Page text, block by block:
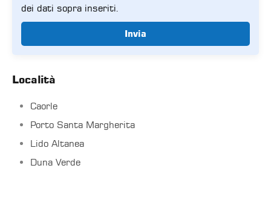
dei dati sopra inseriti.
Invia
Località
Caorle
Porto Santa Margherita
Lido Altanea
Duna Verde